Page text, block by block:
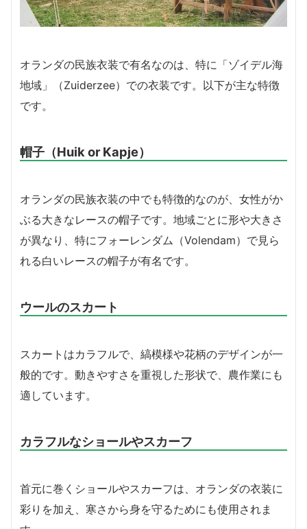
オランダの民族衣装で有名なのは、特に「ゾイデル海
地域」（Zuiderzee）での衣装です。以下が主な特徴
です。
帽子（Huik or Kapje）
オランダの民族衣装の中でも特徴的なのが、女性がか
ぶる大きなレースの帽子です。地域ごとに形や大きさ
が異なり、特にフォーレンダム（Volendam）で見ら
れる白いレースの帽子が有名です。
ウールのスカート
スカートはカラフルで、縞模様や花柄のデザインが一
般的です。動きやすさを重視した形状で、農作業にも
適しています。
カラフルなショールやスカーフ
首元に巻くショールやスカーフは、オランダの衣装に
彩りを加え、寒さから身を守るためにも使用されま